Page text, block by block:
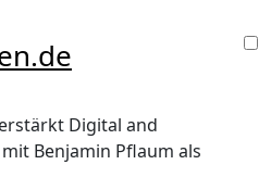
Digital and
Benjamin Pflaum als